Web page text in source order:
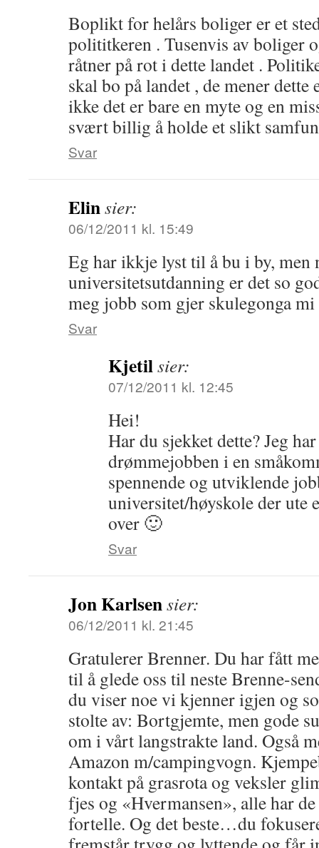
Boplikt for helårs boliger er et
polititkeren . Tusenvis av boliger
råtner på rot i dette landet .
skal bo på landet , de mener
ikke det er bare en myte og en
svært billig å holde et slikt
Svar
Elinsier:
06/12/2011 kl. 15:49
Eg har ikkje lyst til å bu i by, men
universitetsutdanning er det so
meg jobb som gjer skulegonga
Svar
Kjetilsier:
07/12/2011 kl. 12:45
Hei!
Har du sjekket dette? Jeg
drømmejobben i en
spennende og utviklende
universitet/høyskole der ute
over 🙂
Svar
Jon Karlsensier:
06/12/2011 kl. 21:45
Gratulerer Brenner. Du har fått
til å glede oss til neste Brenne-
du viser noe vi kjenner igjen og
stolte av: Bortgjemte, men gode
om i vårt langstrakte land. Også
Amazon m/campingvogn.
kontakt på grasrota og veksler
fjes og «Hvermansen», alle har
fortelle. Og det beste…du